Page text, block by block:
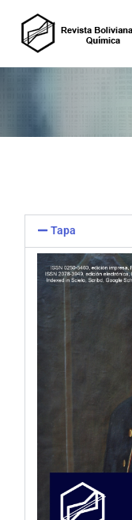
Revista Boliviana de Química
Tapa